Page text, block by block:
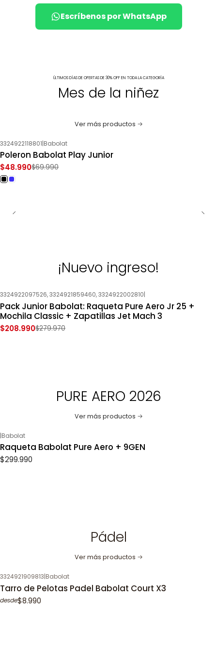
Escríbenos por WhatsApp
ÚLTIMOS DÍAS DE OFERTAS DE 30% OFF EN TODA LA CATEGORÍA
Mes de la niñez
Ver más productos
-30%OFF
3324922118801|Babolat
Poleron Babolat Play Junior
$48.990$69.990
¡Nuevo ingreso!
-25% OFF
Nuevo
3324922097526, 3324921859460, 3324922002810|
Pack Junior Babolat: Raqueta Pure Aero Jr 25 +
Mochila Classic + Zapatillas Jet Mach 3
$208.990$279.970
PURE AERO 2026
Ver más productos
|Babolat
Raqueta Babolat Pure Aero + 9GEN
$299.990
Pádel
Ver más productos
3324921909813|Babolat
Tarro de Pelotas Padel Babolat Court X3
desde$8.990